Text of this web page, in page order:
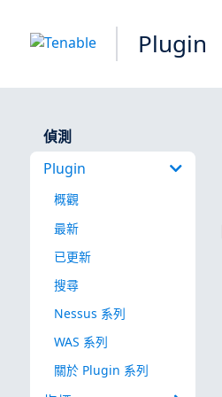
Plugin
偵測
Plugin
概觀
最新
已更新
搜尋
Nessus 系列
WAS 系列
關於 Plugin 系列